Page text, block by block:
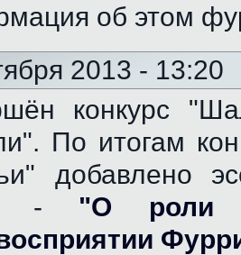
об этом
2013 - 13:20
конкурс
По итогам
добавлено
- "О роли